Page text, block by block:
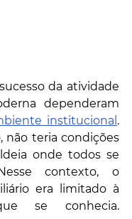
da atividade
dependeram
institucional .
não teria condições
onde todos se
contexto, o
era limitado à
se conhecia.